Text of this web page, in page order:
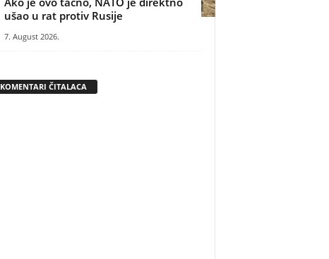
ušao u rat protiv Rusije
7. August 2026.
KOMENTARI ČITALACA